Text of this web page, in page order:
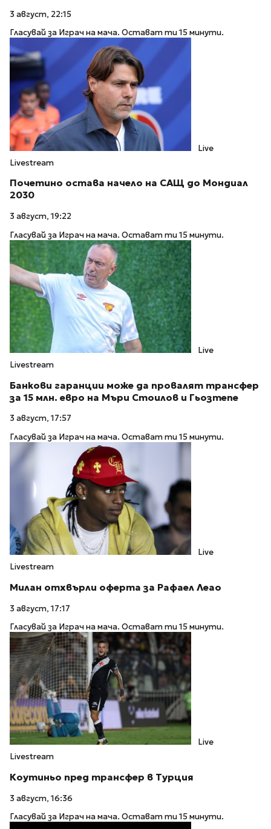
3 август, 22:15
Гласувай за Играч на мача. Остават ти 15 минути.
Live
Livestream
Почетино остава начело на САЩ до Мондиал
2030
3 август, 19:22
Гласувай за Играч на мача. Остават ти 15 минути.
Live
Livestream
Банкови гаранции може да провалят трансфер
за 15 млн. евро на Мъри Стоилов и Гьозтепе
3 август, 17:57
Гласувай за Играч на мача. Остават ти 15 минути.
Live
Livestream
Милан отхвърли оферта за Рафаел Леао
3 август, 17:17
Гласувай за Играч на мача. Остават ти 15 минути.
Live
Livestream
Коутиньо пред трансфер в Турция
3 август, 16:36
Гласувай за Играч на мача. Остават ти 15 минути.